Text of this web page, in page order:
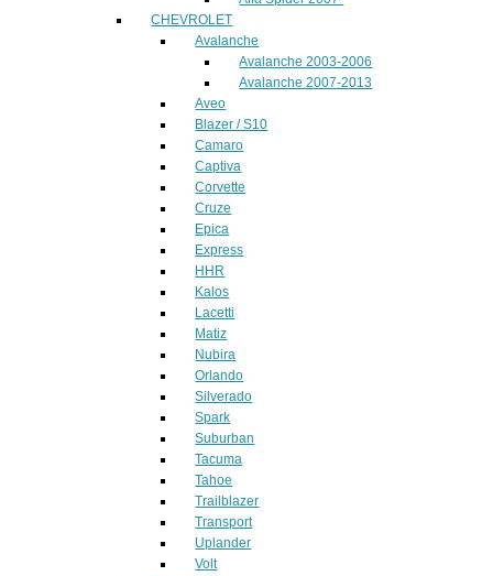
CHEVROLET
Avalanche
Avalanche 2003-2006
Avalanche 2007-2013
Aveo
Blazer / S10
Camaro
Captiva
Corvette
Cruze
Epica
Express
HHR
Kalos
Lacetti
Matiz
Nubira
Orlando
Silverado
Spark
Suburban
Tacuma
Tahoe
Trailblazer
Transport
Uplander
Volt